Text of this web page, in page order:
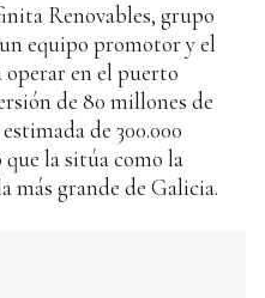
Renovables, grupo
equipo promotor y el
operar en el puerto
de 80 millones de
de 300.000
la sitúa como la
más grande de Galicia.